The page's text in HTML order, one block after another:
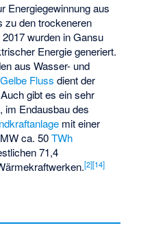
Energiegewinnung aus
zu den trockeneren
wurden in Gansu
Energie generiert.
aus Wasser- und
Gelbe Fluss dient der
gibt es ein sehr
, im Endausbau des
mit einer
ca. 50TWh
71,4
[2][14]